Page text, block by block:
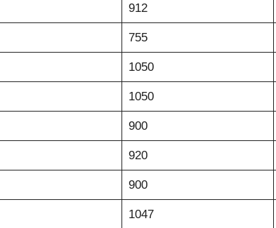
912
755
1050
1050
900
920
900
1047